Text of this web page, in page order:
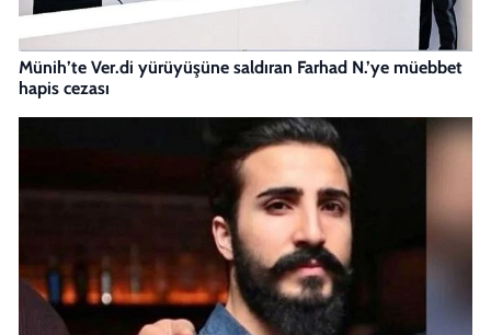
Münih’te Ver.di yürüyüşüne saldıran Farhad N.’ye müebbet
hapis cezası